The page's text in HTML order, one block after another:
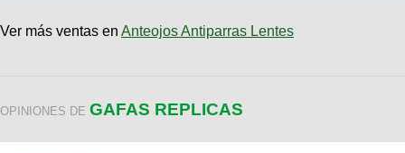
Ver más ventas en Anteojos Antiparras Lentes
OPINIONES DE GAFAS REPLICAS